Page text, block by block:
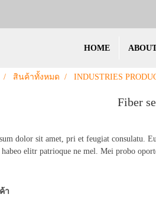
HOME
สินค้าทั้งหมด INDUSTRIES
Fiber
dolor sit amet, pri et feugiat consulatu.
elitr patrioque ne mel. Mei probo
า